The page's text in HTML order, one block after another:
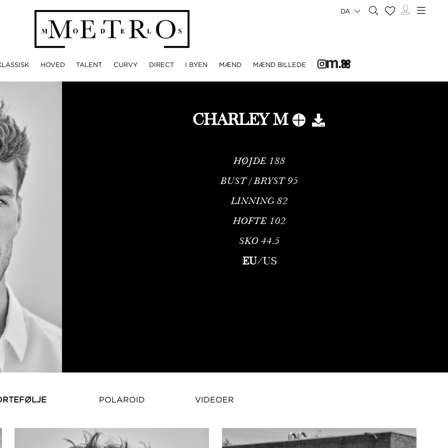
HOVED TALENT CURVY DIRECT I BYEN MÆND MÆND BILLEDE
DA
CHARLEY M
HØJDE 188
BUST / BRYST95
LINNING 82
HOFTE 102
SKO 44.5
EU/US
POLAROID VIDEOER